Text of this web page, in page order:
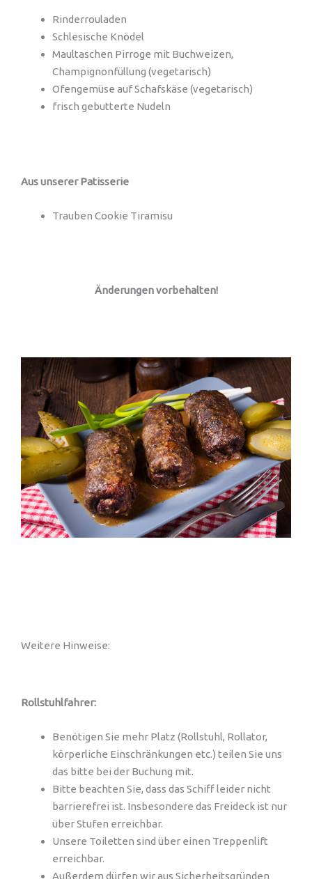
Rinderrouladen
Schlesische Knödel
Maultaschen Pirroge mit Buchweizen,
Champignonfüllung (vegetarisch)
Ofengemüse auf Schafskäse (vegetarisch)
frisch gebutterte Nudeln
Aus unserer Patisserie
Trauben Cookie Tiramisu
Änderungen vorbehalten!
Weitere Hinweise:
Rollstuhlfahrer:
Benötigen Sie mehr Platz (Rollstuhl, Rollator,
körperliche Einschränkungen etc.) teilen Sie uns
das bitte bei der Buchung mit.
Bitte beachten Sie, dass das Schiff leider nicht
barrierefrei ist. Insbesondere das Freideck ist nur
über Stufen erreichbar.
Unsere Toiletten sind über einen Treppenlift
erreichbar.
Außerdem dürfen wir aus Sicherheitsgründen